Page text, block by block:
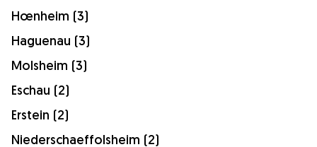
Hœnheim (3)
Haguenau (3)
Molsheim (3)
Eschau (2)
Erstein (2)
Niederschaeffolsheim (2)